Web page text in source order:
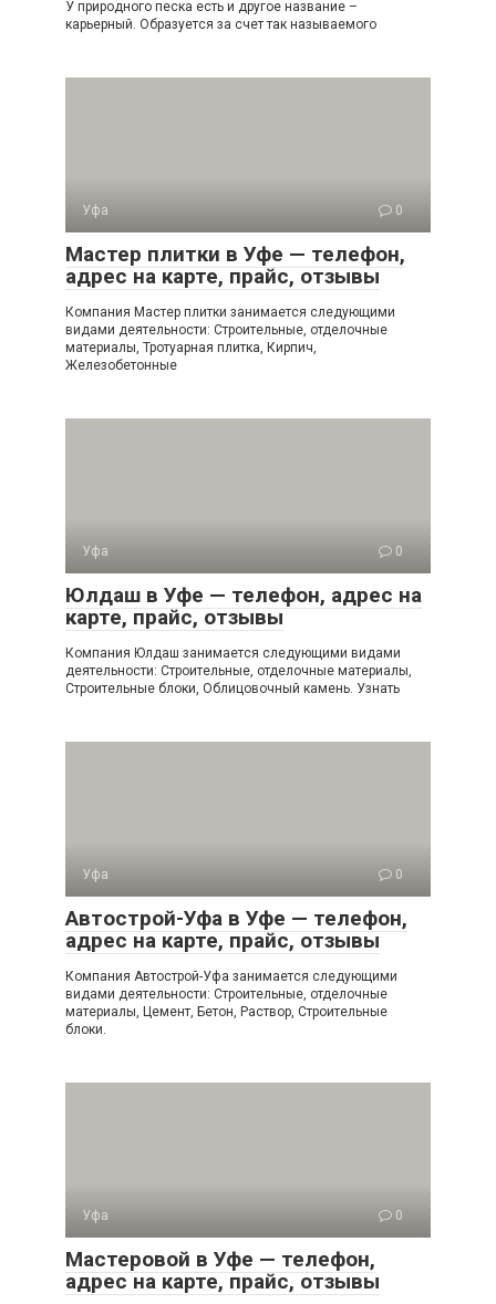
У природного песка есть и другое название –
карьерный. Образуется за счет так называемого
Уфа 0
Мастер плитки в Уфе — телефон,
адрес на карте, прайс, отзывы
Компания Мастер плитки занимается следующими
видами деятельности: Строительные, отделочные
материалы, Тротуарная плитка, Кирпич,
Железобетонные
Уфа 0
Юлдаш в Уфе — телефон, адрес на
карте, прайс, отзывы
Компания Юлдаш занимается следующими видами
деятельности: Строительные, отделочные материалы,
Строительные блоки, Облицовочный камень. Узнать
Уфа 0
Автострой-Уфа в Уфе — телефон,
адрес на карте, прайс, отзывы
Компания Автострой-Уфа занимается следующими
видами деятельности: Строительные, отделочные
материалы, Цемент, Бетон, Раствор, Строительные
блоки.
Уфа 0
Мастеровой в Уфе — телефон,
адрес на карте, прайс, отзывы